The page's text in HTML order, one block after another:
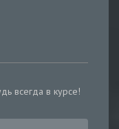
всегда в курсе!